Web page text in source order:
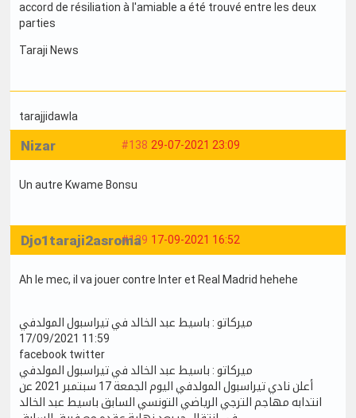
accord de résiliation à l'amiable a été trouvé entre les deux
parties
Taraji News
tarajjidawla
#138 29-07-2021 23:09
Nizar
Un autre Kwame Bonsu
#139 17-09-2021 16:52
Djo1taraji2asroma
Ah le mec, il va jouer contre Inter et Real Madrid hehehe
ميركاتو : باسيط عبد الخالد في تيراسبول المولدفي
17/09/2021 11:59
facebook twitter
ميركاتو : باسيط عبد الخالد في تيراسبول المولدفي
أعلن نادي تيراسبول المولدفي اليوم الجمعة 17 سبتمبر 2021 عن
انتدابه مهاجم الترجي الرياضي التونسي السابق باسيط عبد الخالد